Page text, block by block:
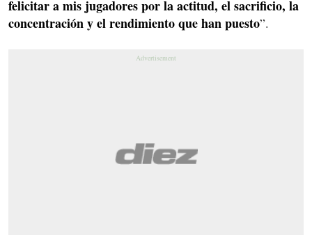
felicitar a mis jugadores por la actitud, el sacrificio, la
concentración y el rendimiento que han puesto”.